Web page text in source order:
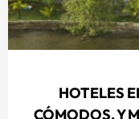
HOTELES
CÓMODOS, Y